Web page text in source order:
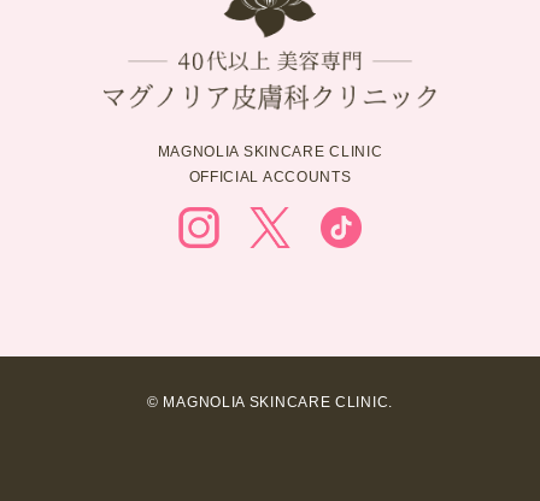
MAGNOLIA SKINCARE CLINIC
OFFICIAL ACCOUNTS
© MAGNOLIA SKINCARE CLINIC.